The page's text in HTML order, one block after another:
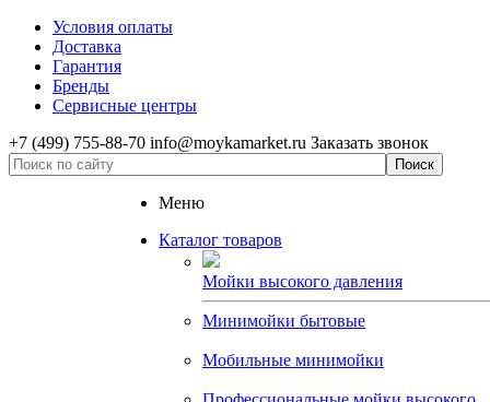
Условия оплаты
Доставка
Гарантия
Бренды
Сервисные центры
+7 (499) 755-88-70 info@moykamarket.ru Заказать звонок
Меню
Каталог товаров
Мойки высокого давления
Минимойки бытовые
Мобильные минимойки